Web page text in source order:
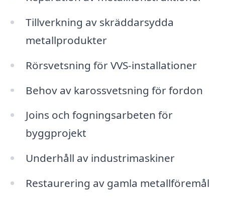
Tillverkning av skräddarsydda
metallprodukter
Rörsvetsning för VVS-installationer
Behov av karossvetsning för fordon
Joins och fogningsarbeten för
byggprojekt
Underhåll av industrimaskiner
Restaurering av gamla metallföremål